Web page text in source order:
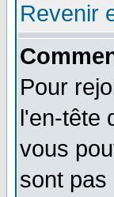
Revenir
Pour
l'en-tête
vous
sont pas